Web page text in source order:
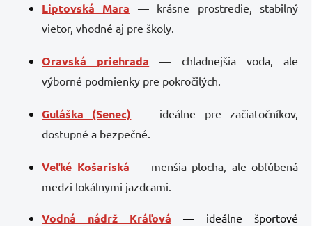
Liptovská Mara — krásne prostredie, stabilný
vietor, vhodné aj pre školy.
Oravská priehrada — chladnejšia voda, ale
výborné podmienky pre pokročilých.
Guláška (Senec) — ideálne pre začiatočníkov,
dostupné a bezpečné.
Veľké Košariská — menšia plocha, ale obľúbená
medzi lokálnymi jazdcami.
Vodná nádrž Kráľová — ideálne športové